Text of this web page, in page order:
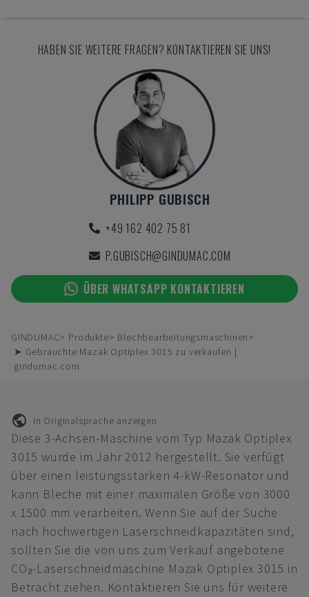
HABEN SIE WEITERE FRAGEN? KONTAKTIEREN SIE UNS!
PHILIPP GUBISCH
+49 162 402 75 81
P.GUBISCH@GINDUMAC.COM
ÜBER WHATSAPP KONTAKTIEREN
GINDUMAC Produkte
Blechbearbeitungsmaschinen
➤ Gebrauchte Mazak Optiplex 3015 zu verkaufen |
gindumac.com
In Originalsprache anzeigen
Diese 3-Achsen-Maschine vom Typ Mazak Optiplex
3015 wurde im Jahr 2012 hergestellt. Sie verfügt
über einen leistungsstarken 4-kW-Resonator und
kann Bleche mit einer maximalen Größe von 3000
x 1500 mm verarbeiten. Wenn Sie auf der Suche
nach hochwertigen Laserschneidkapazitäten sind,
sollten Sie die von uns zum Verkauf angebotene
CO₂-Laserschneidmaschine Mazak Optiplex 3015 in
Betracht ziehen. Kontaktieren Sie uns für weitere